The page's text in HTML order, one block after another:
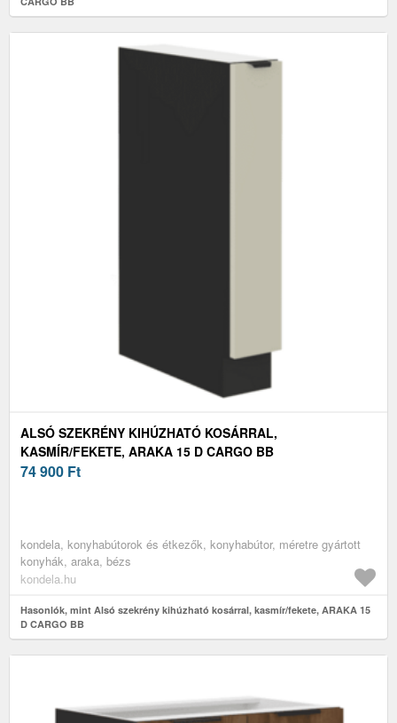
ALSÓ SZEKRÉNY KIHÚZHATÓ KOSÁRRAL,
KASMÍR/FEKETE, ARAKA 15 D CARGO BB
74 900 Ft
kondela, konyhabútorok és étkezők, konyhabútor, méretre gyártott
konyhák, araka, bézs
kondela.hu
Hasonlók, mint Alsó szekrény kihúzható kosárral, kasmír/fekete, ARAKA 15
D CARGO BB